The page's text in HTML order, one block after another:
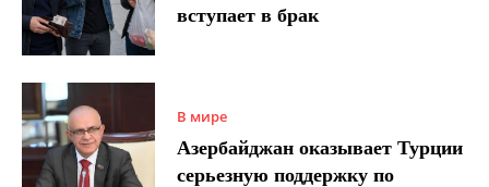
вступает в брак
В мире
Азербайджан оказывает Турции
серьезную поддержку по